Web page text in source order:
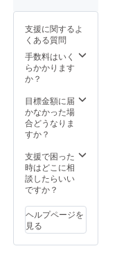
ます、
ご注意
くださ
い。
ていた
だきま
す。 ※
支援時
に必ず
ご希望
名/ご芳
名をご
記入く
載を希
望しな
い方
は、
し」と
ご回答
くださ
い。ま
ムに協
掲載さ
せてい
ただき
ます。
援者様2
名をご
招待い
③DVD
エンド
ロール
に協賛
載させ
ていた
だきま
す。 ④
支援に関するよ
くある質問
手数料はいく
らかかります
か？
目標金額に届
かなかった場
合どうなりま
すか？
支援で困った
時はどこに相
談したらいい
ですか？
ヘルプページを
見る